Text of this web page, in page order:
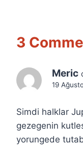
3
Meric
19
Simdi halklar
gezegenin
yorungede